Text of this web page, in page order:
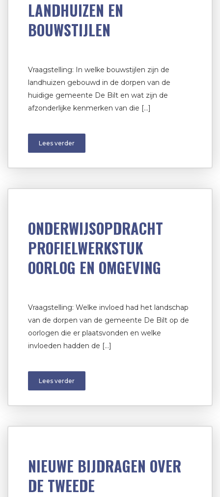
LANDHUIZEN EN
BOUWSTIJLEN
Vraagstelling: In welke bouwstijlen zijn de
landhuizen gebouwd in de dorpen van de
huidige gemeente De Bilt en wat zijn de
afzonderlijke kenmerken van die […]
Lees verder
ONDERWIJSOPDRACHT
PROFIELWERKSTUK
OORLOG EN OMGEVING
Vraagstelling: Welke invloed had het landschap
van de dorpen van de gemeente De Bilt op de
oorlogen die er plaatsvonden en welke
invloeden hadden de […]
Lees verder
NIEUWE BIJDRAGEN OVER
DE TWEEDE